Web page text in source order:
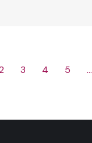
3 4 5 …